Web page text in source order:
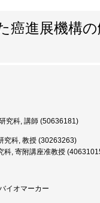
癌進展機構
究科, 講師 (50636181)
究科, 教授 (30263263)
科, 寄附講座准教授
イオマーカー